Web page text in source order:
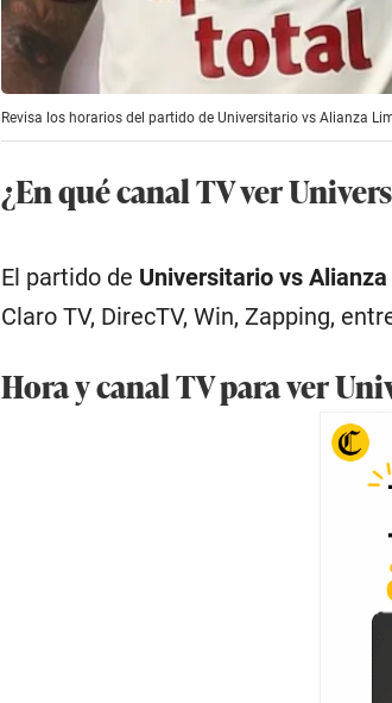
Revisa los horarios del partido de Universitario vs Alianza
¿En qué canal TV ver
El partido de Universitario vs
Claro TV, DirecTV, Win, Zapping,
Hora y canal TV para ver